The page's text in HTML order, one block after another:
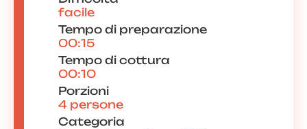
facile
Tempo di preparazione
00:15
Tempo di cottura
00:10
Porzioni
4 persone
Categoria